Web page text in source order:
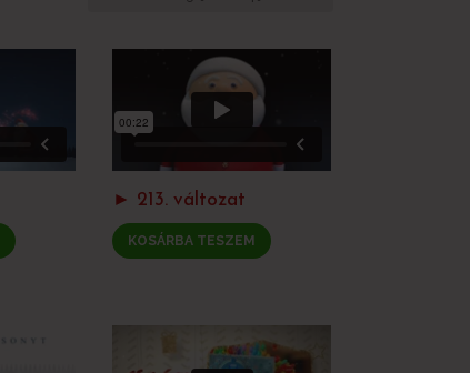
► 213. változat
KOSÁRBA TESZEM